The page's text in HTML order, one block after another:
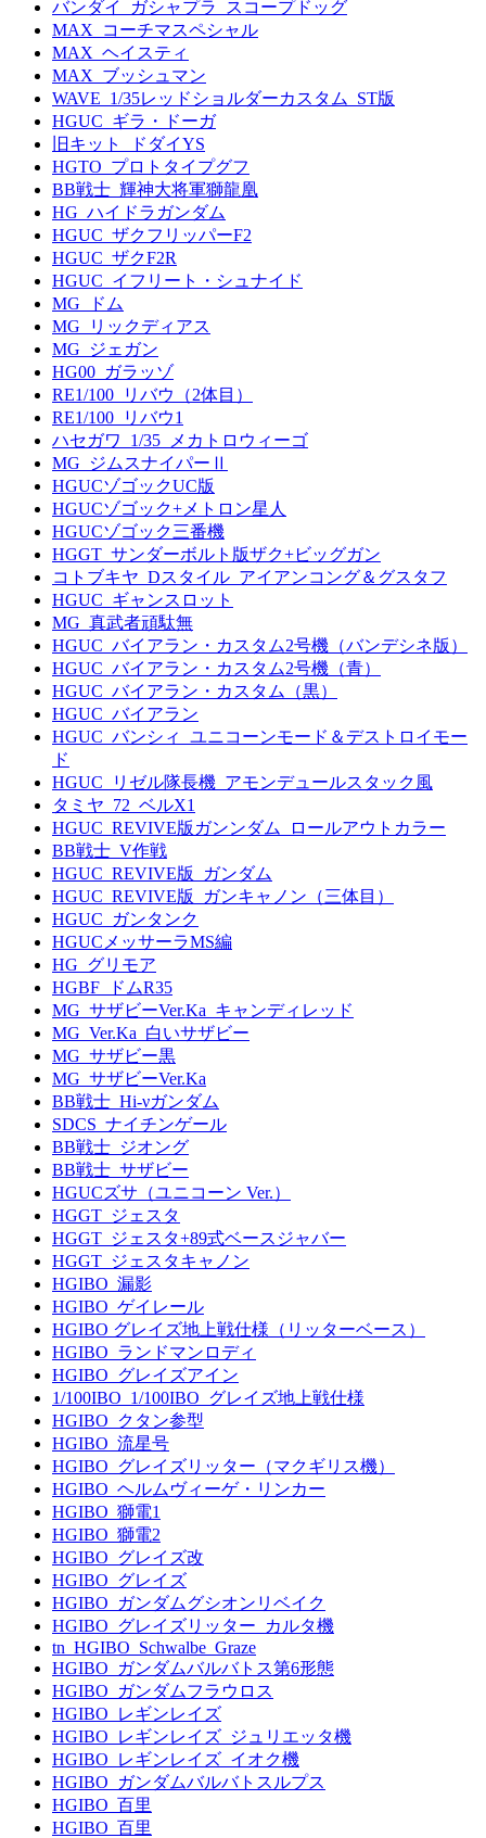
バンダイ_ガシャプラ_スコープドッグ
MAX_コーチマスペシャル
MAX_ヘイスティ
MAX_ブッシュマン
WAVE_1/35レッドショルダーカスタム_ST版
HGUC_ギラ・ドーガ
旧キット_ドダイYS
HGTO_プロトタイプグフ
BB戦士_輝神大将軍獅龍凰
HG_ハイドラガンダム
HGUC_ザクフリッパーF2
HGUC_ザクF2R
HGUC_イフリート・シュナイド
MG_ドム
MG_リックディアス
MG_ジェガン
HG00_ガラッゾ
RE1/100_リバウ（2体目）
RE1/100_リバウ1
ハセガワ_1/35_メカトロウィーゴ
MG_ジムスナイパーⅡ
HGUCゾゴックUC版
HGUCゾゴック+メトロン星人
HGUCゾゴック三番機
HGGT_サンダーボルト版ザク+ビッグガン
コトブキヤ_Dスタイル_アイアンコング＆グスタフ
HGUC_ギャンスロット
MG_真武者頑駄無
HGUC_バイアラン・カスタム2号機（バンデシネ版）
HGUC_バイアラン・カスタム2号機（青）
HGUC_バイアラン・カスタム（黒）
HGUC_バイアラン
HGUC_バンシィ_ユニコーンモード＆デストロイモー
ド
HGUC_リゼル隊長機_アモンデュールスタック風
タミヤ_72_ベルX1
HGUC_REVIVE版ガンンダム_ロールアウトカラー
BB戦士_V作戦
HGUC_REVIVE版_ガンダム
HGUC_REVIVE版_ガンキャノン（三体目）
HGUC_ガンタンク
HGUCメッサーラMS編
HG_グリモア
HGBF_ドムR35
MG_サザビーVer.Ka_キャンディレッド
MG_Ver.Ka_白いサザビー
MG_サザビー黒
MG_サザビーVer.Ka
BB戦士_Hi-νガンダム
SDCS_ナイチンゲール
BB戦士_ジオング
BB戦士_サザビー
HGUCズサ（ユニコーン Ver.）
HGGT_ジェスタ
HGGT_ジェスタ+89式ベースジャバー
HGGT_ジェスタキャノン
HGIBO_漏影
HGIBO_ゲイレール
HGIBO グレイズ地上戦仕様（リッターベース）
HGIBO_ランドマンロディ
HGIBO_グレイズアイン
1/100IBO_1/100IBO_グレイズ地上戦仕様
HGIBO_クタン参型
HGIBO_流星号
HGIBO_グレイズリッター（マクギリス機）
HGIBO_ヘルムヴィーゲ・リンカー
HGIBO_獅電1
HGIBO_獅電2
HGIBO_グレイズ改
HGIBO_グレイズ
HGIBO_ガンダムグシオンリベイク
HGIBO_グレイズリッター_カルタ機
tn_HGIBO_Schwalbe_Graze
HGIBO_ガンダムバルバトス第6形態
HGIBO_ガンダムフラウロス
HGIBO_レギンレイズ
HGIBO_レギンレイズ_ジュリエッタ機
HGIBO_レギンレイズ_イオク機
HGIBO_ガンダムバルバトスルプス
HGIBO_百里
HGIBO_百里